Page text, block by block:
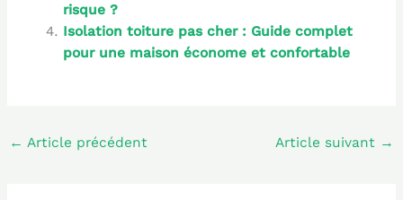
risque ?
Isolation toiture pas cher : Guide complet
pour une maison économe et confortable
← Article précédent Article suivant →